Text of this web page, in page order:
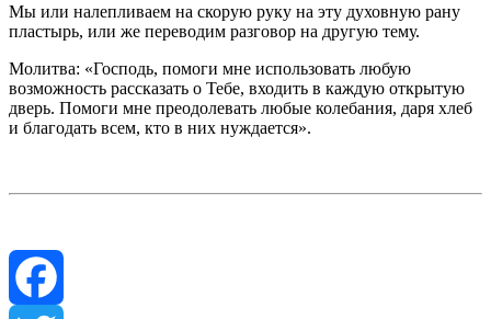
Мы или налепливаем на скорую руку на эту духовную рану
пластырь, или же переводим разговор на другую тему.
Молитва: «Господь, помоги мне использовать любую
возможность рассказать о Тебе, входить в каждую открытую
дверь. Помоги мне преодолевать любые колебания, даря хлеб
и благодать всем, кто в них нуждается».